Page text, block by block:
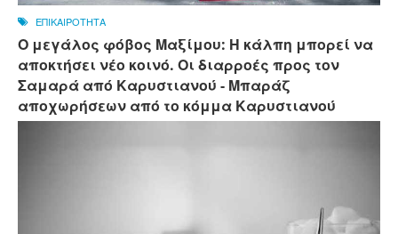
ΕΠΙΚΑΙΡΟΤΗΤΑ
Ο μεγάλος φόβος Μαξίμου: Η κάλπη μπορεί να
αποκτήσει νέο κοινό. Οι διαρροές προς τον
Σαμαρά από Καρυστιανού - Μπαράζ
αποχωρήσεων από το κόμμα Καρυστιανού